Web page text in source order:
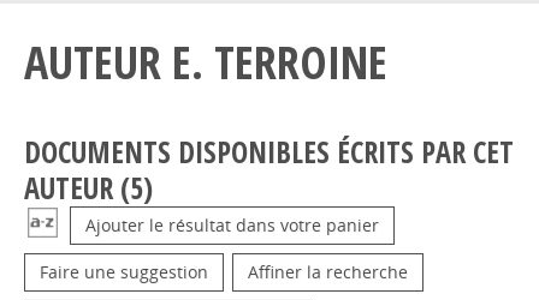
AUTEUR E. TERROINE
DOCUMENTS DISPONIBLES ÉCRITS PAR CET
AUTEUR (5)
Ajouter le résultat dans votre panier
Faire une suggestion Affiner la recherche